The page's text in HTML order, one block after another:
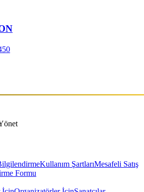
Kullanım ŞartlarıMesafeli Satış
Formu